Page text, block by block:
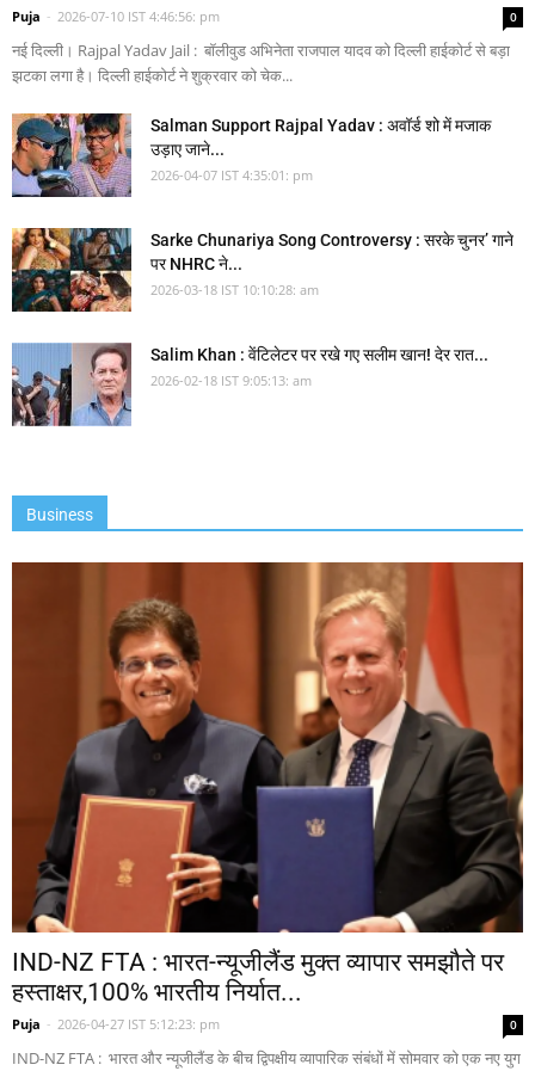
Puja - 2026-07-10 IST 4:46:56: pm 0
नई दिल्ली। Rajpal Yadav Jail : बॉलीवुड अभिनेता राजपाल यादव को दिल्ली हाईकोर्ट से बड़ा
झटका लगा है। दिल्ली हाईकोर्ट ने शुक्रवार को चेक...
Salman Support Rajpal Yadav : अवॉर्ड शो में मजाक
उड़ाए जाने...
2026-04-07 IST 4:35:01: pm
Sarke Chunariya Song Controversy : सरके चुनर’ गाने
पर NHRC ने...
2026-03-18 IST 10:10:28: am
Salim Khan : वेंटिलेटर पर रखे गए सलीम खान! देर रात...
2026-02-18 IST 9:05:13: am
Business
IND-NZ FTA : भारत-न्यूजीलैंड मुक्त व्यापार समझौते पर
हस्ताक्षर,100% भारतीय निर्यात...
Puja - 2026-04-27 IST 5:12:23: pm 0
IND-NZ FTA : भारत और न्यूजीलैंड के बीच द्विपक्षीय व्यापारिक संबंधों में सोमवार को एक नए युग